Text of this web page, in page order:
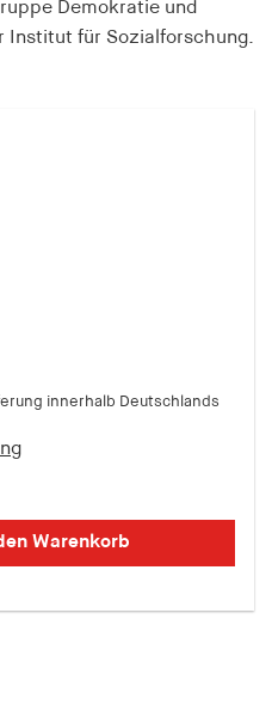
Demokratie und
Institut für Sozialforschung.
innerhalb Deutschlands
Warenkorb